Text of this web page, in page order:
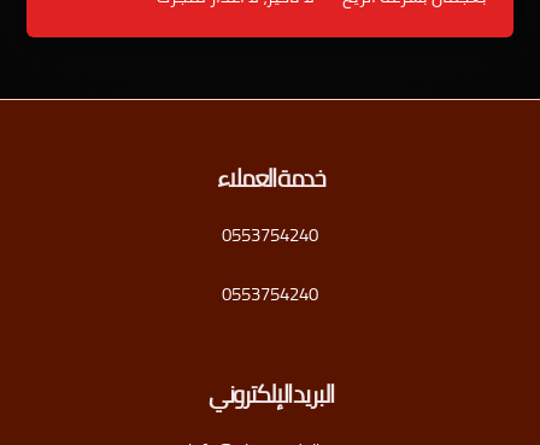
خدمة العملاء
0553754240
0553754240
البريد الإلكتروني